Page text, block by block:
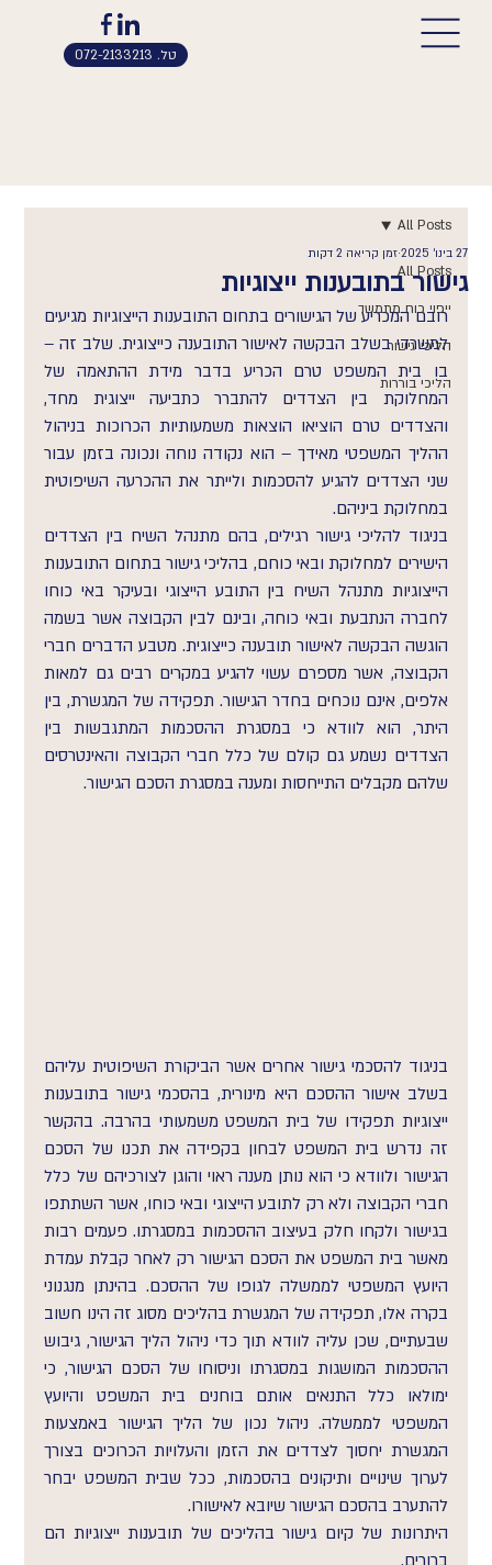
טל. 072-2133213
All Posts
ייפוי כוח מתמשך
הליכי גישור
הליכי בוררות
All Posts
גישור בתובענות ייצוגיות
27 בינו׳ 2025 זמן קריאה 2 דקות
למשרדי בשלב הבקשה לאישור התובענה כייצוגית. שלב זה –
בו בית המשפט טרם הכריע בדבר מידת ההתאמה של
המחלוקת בין הצדדים להתברר כתביעה ייצוגית מחד,
והצדדים טרם הוציאו הוצאות משמעותיות הכרוכות בניהול
ההליך המשפטי מאידך – הוא נקודה נוחה ונכונה בזמן עבור
שני הצדדים להגיע להסכמות ולייתר את ההכרעה השיפוטית
במחלוקת ביניהם.
הישירים למחלוקת ובאי כוחם, בהליכי גישור בתחום התובענות
לחברה הנתבעת ובאי כוחה, ובינם לבין הקבוצה אשר בשמה
הוגשה הבקשה לאישור תובענה כייצוגית. מטבע הדברים חברי
הקבוצה, אשר מספרם עשוי להגיע במקרים רבים גם למאות
שלהם מקבלים התייחסות ומענה במסגרת הסכם הגישור.
בשלב אישור ההסכם היא מינורית, בהסכמי גישור בתובענות
ייצוגיות תפקידו של בית המשפט משמעותי בהרבה. בהקשר
הגישור ולוודא כי הוא נותן מענה ראוי והוגן לצורכיהם של כלל
בגישור ולקחו חלק בעיצוב ההסכמות במסגרתו. פעמים רבות
מאשר בית המשפט את הסכם הגישור רק לאחר קבלת עמדת
היועץ המשפטי לממשלה לגופו של ההסכם. בהינתן מנגנוני
שבעתיים, שכן עליה לוודא תוך כדי ניהול הליך הגישור, גיבוש
ההסכמות המושגות במסגרתו וניסוחו של הסכם הגישור, כי
ימולאו כלל התנאים אותם בוחנים בית המשפט והיועץ
המשפטי לממשלה. ניהול נכון של הליך הגישור באמצעות
המגשרת יחסוך לצדדים את הזמן והעלויות הכרוכים בצורך
לערוך שינויים ותיקונים בהסכמות, ככל שבית המשפט יבחר
להתערב בהסכם הגישור שיובא לאישורו.